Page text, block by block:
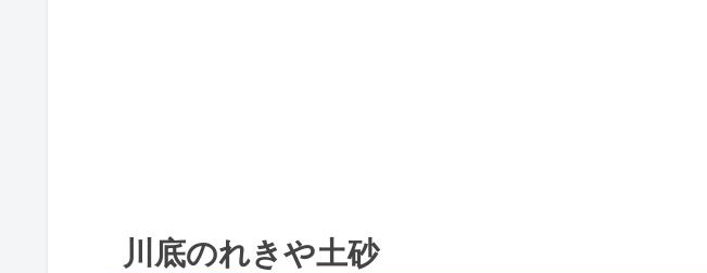
川底のれきや土砂